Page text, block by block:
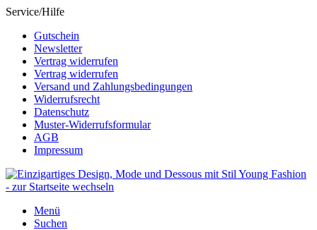
Service/Hilfe
Gutschein
Newsletter
Vertrag widerrufen
Vertrag widerrufen
Versand und Zahlungsbedingungen
Widerrufsrecht
Datenschutz
Muster-Widerrufsformular
AGB
Impressum
Menü
Suchen